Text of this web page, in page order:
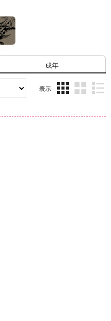
成年
表示
ム
ム
ム